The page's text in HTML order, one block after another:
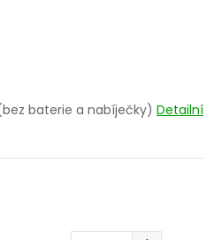
baterie a nabíječky) Detailní